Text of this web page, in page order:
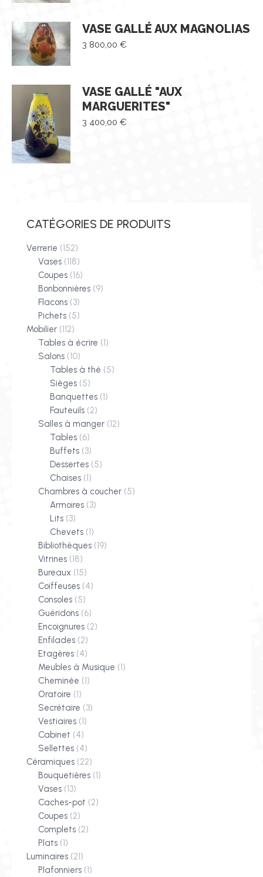
VASE GALLÉ AUX MAGNOLIAS
3 800,00 €
VASE GALLÉ "AUX
MARGUERITES"
3 400,00 €
CATÉGORIES DE PRODUITS
Verrerie (152)
Vases (118)
Coupes (16)
Bonbonnières (9)
Flacons (3)
Pichets (5)
Mobilier (112)
Tables à écrire (1)
Salons (10)
Tables à thé (5)
Sièges (5)
Banquettes (1)
Fauteuils (2)
Salles à manger (12)
Tables (6)
Buffets (3)
Dessertes (5)
Chaises (1)
Chambres à coucher (5)
Armoires (3)
Lits (3)
Chevets (1)
Bibliothèques (19)
Vitrines (18)
Bureaux (15)
Coiffeuses (4)
Consoles (5)
Guéridons (6)
Encoignures (2)
Enfilades (2)
Etagères (4)
Meubles à Musique (1)
Cheminée (1)
Oratoire (1)
Secrétaire (3)
Vestiaires (1)
Cabinet (4)
Sellettes (4)
Céramiques (22)
Bouquetières (1)
Vases (13)
Caches-pot (2)
Coupes (2)
Complets (2)
Plats (1)
Luminaires (21)
Plafonniers (1)